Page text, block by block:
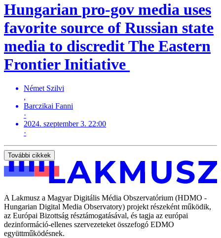
Hungarian pro-gov media uses
favorite source of Russian state
media to discredit The Eastern
Frontier Initiative
Német Szilvi
,
Barczikai Fanni
·
2024. szeptember 3. 22:00
·
További cikkek
A Lakmusz a Magyar Digitális Média Obszervatórium (HDMO -
Hungarian Digital Media Observatory) projekt részeként működik,
az Európai Bizottság résztámogatásával, és tagja az európai
dezinformáció-ellenes szervezeteket összefogó EDMO
együttműködésnek.